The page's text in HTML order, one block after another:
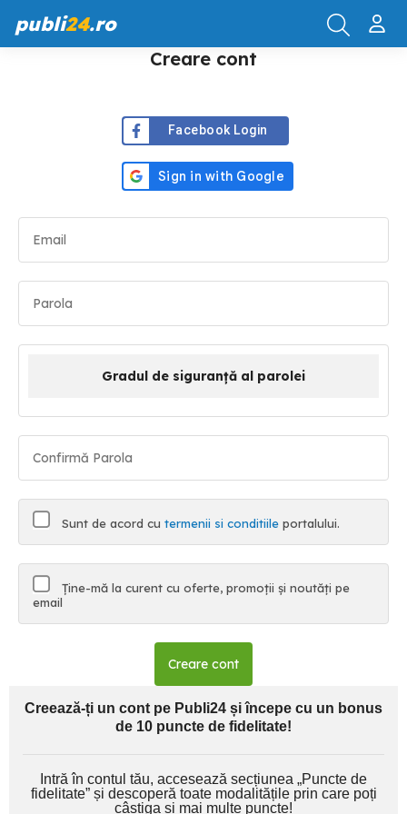
publi24.ro
Creare cont
Facebook Login
Gradul de siguranță al parolei
Sunt de acord cu termenii si conditiile portalului.
Ține-mă la curent cu oferte, promoții și noutăți pe
email
Creare cont
Creează-ți un cont pe Publi24 și începe cu un bonus
de 10 puncte de fidelitate!
Intră în contul tău, accesează secțiunea „Puncte de
fidelitate” și descoperă toate modalitățile prin care poți
câștiga și mai multe puncte!